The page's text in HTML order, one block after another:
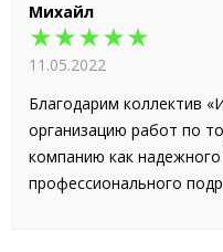
Михайл
★★★★★
11.05.2022
Благодарим коллектив
организацию работ по
компанию как
профессионального